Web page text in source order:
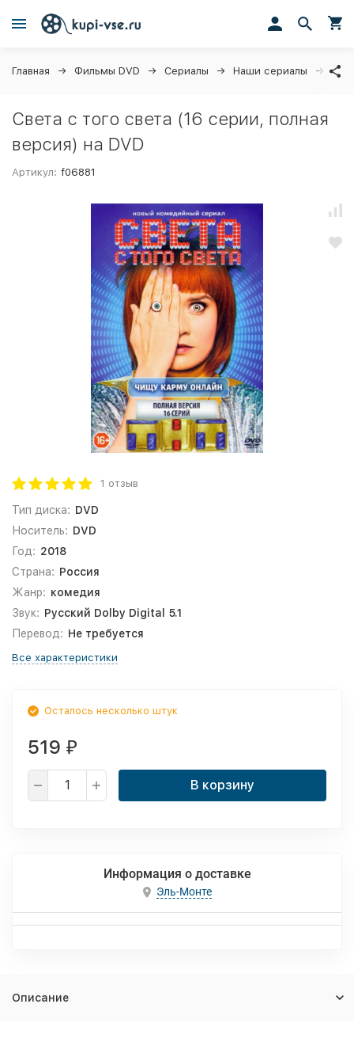
Главная Фильмы DVD Сериалы Наши сериалы
Света с того света (16 серии, полная
версия) на DVD
Артикул: f06881
1 отзыв
Тип диска: DVD
Носитель: DVD
Год: 2018
Страна: Россия
Жанр: комедия
Звук: Русский Dolby Digital 5.1
Перевод: Не требуется
Все характеристики
Осталось несколько штук
519 ₽
В корзину
Информация о доставке
Эль-Монте
Описание